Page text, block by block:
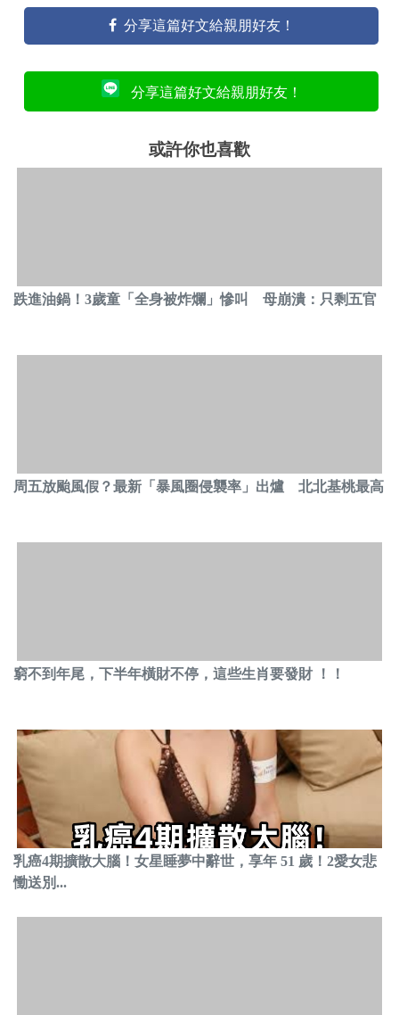
分享這篇好文給親朋好友！
分享這篇好文給親朋好友！
或許你也喜歡
跌進油鍋！3歲童「全身被炸爛」慘叫 母崩潰：只剩五官
周五放颱風假？最新「暴風圈侵襲率」出爐 北北基桃最高
窮不到年尾，下半年橫財不停，這些生肖要發財 ！！
乳癌4期擴散大腦！女星睡夢中辭世，享年 51 歲！2愛女悲
慟送別...